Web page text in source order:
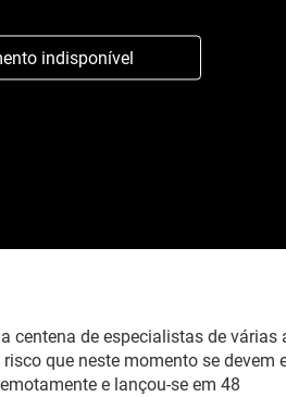
indisponível
centena de especialistas de várias
que neste momento se devem
e lançou-se em 48